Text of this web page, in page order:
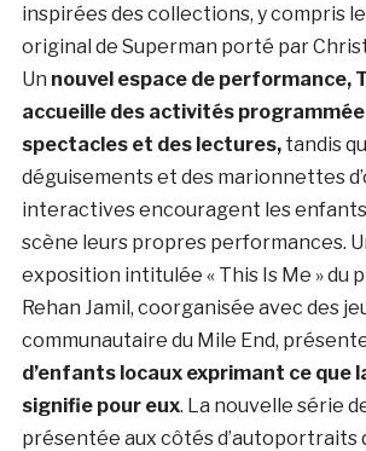
inspirées des collections, y compris
original de Superman porté par
Un nouvel espace de performance,
accueille des activités
spectacles et des lectures,tandis
déguisements et des marionnettes
interactives encouragent les
scène leurs propres performances.
exposition intitulée « This Is Me » du
Rehan Jamil, coorganisée avec des
communautaire du Mile End,
d’enfants locaux exprimant ce que
signifie pour eux. La nouvelle série
présentée aux côtés d’autoportraits